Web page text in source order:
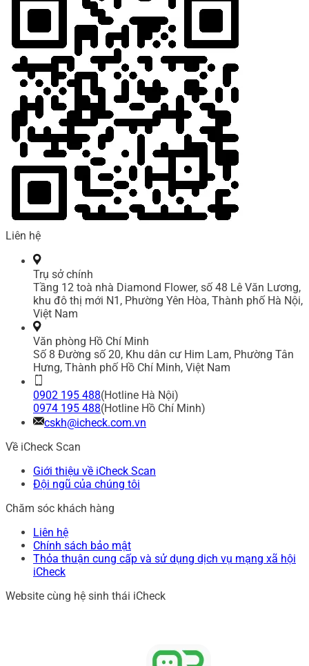
Liên hệ
Trụ sở chính
Tầng 12 toà nhà Diamond Flower, số 48 Lê Văn Lương,
khu đô thị mới N1, Phường Yên Hòa, Thành phố Hà Nội,
Việt Nam
Văn phòng Hồ Chí Minh
Số 8 Đường số 20, Khu dân cư Him Lam, Phường Tân
Hưng, Thành phố Hồ Chí Minh, Việt Nam
0902 195 488(Hotline Hà Nội)
0974 195 488(Hotline Hồ Chí Minh)
cskh@icheck.com.vn
Về iCheck Scan
Giới thiệu về iCheck Scan
Đội ngũ của chúng tôi
Chăm sóc khách hàng
Liên hệ
Chính sách bảo mật
Thỏa thuận cung cấp và sử dụng dịch vụ mạng xã hội
iCheck
Website cùng hệ sinh thái iCheck